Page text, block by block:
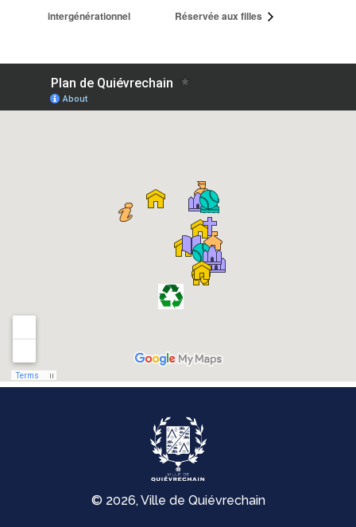
intergénérationnel Réservée aux filles
© 2026, Ville de Quiévrechain